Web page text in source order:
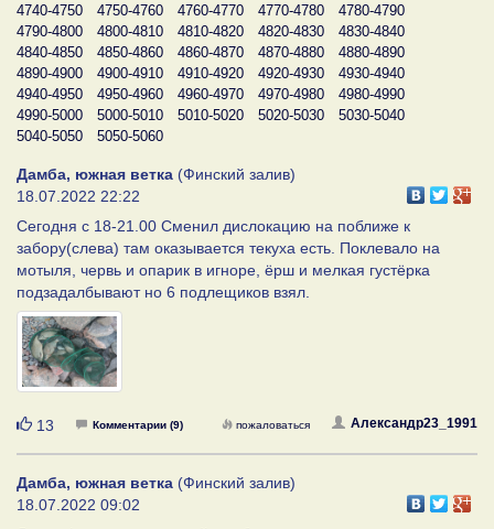
4740-4750
4750-4760 4760-4770 4770-4780
4780-4790
4790-4800
4800-4810 4810-4820 4820-4830
4830-4840
4840-4850
4850-4860 4860-4870 4870-4880
4880-4890
4890-4900
4900-4910 4910-4920 4920-4930
4930-4940
4940-4950
4950-4960 4960-4970 4970-4980
4980-4990
4990-5000
5000-5010 5010-5020 5020-5030
5030-5040
5040-5050
5050-5060
Дамба, южная ветка (Финский залив)
18.07.2022 22:22
Сегодня с 18-21.00 Сменил дислокацию на поближе к
забору(слева) там оказывается текуха есть. Поклевало на
мотыля, червь и опарик в игноре, ёрш и мелкая густёрка
подзадалбывают но 6 подлещиков взял.
Нравится
13 Комментарии (9) Александр23_1991
пожаловаться
Дамба, южная ветка (Финский залив)
18.07.2022 09:02